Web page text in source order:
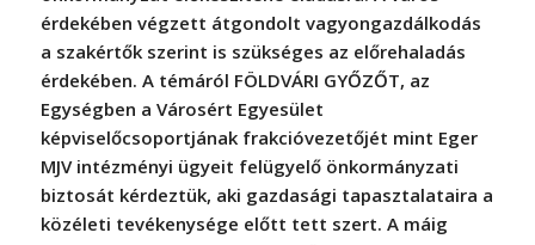
érdekében végzett átgondolt vagyongazdálkodás
a szakértők szerint is szükséges az előrehaladás
érdekében. A témáról FÖLDVÁRI GYŐZŐT, az
Egységben a Városért Egyesület
képviselőcsoportjának frakcióvezetőjét mint Eger
MJV intézményi ügyeit felügyelő önkormányzati
biztosát kérdeztük, aki gazdasági tapasztalataira a
közéleti tevékenysége előtt tett szert. A máig